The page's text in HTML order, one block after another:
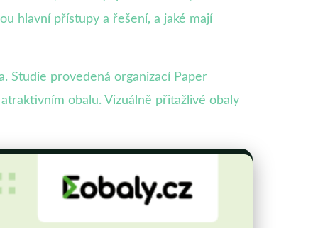
hlavní přístupy a řešení, a jaké mají
Studie provedená organizací Paper
obalu. Vizuálně přitažlivé obaly